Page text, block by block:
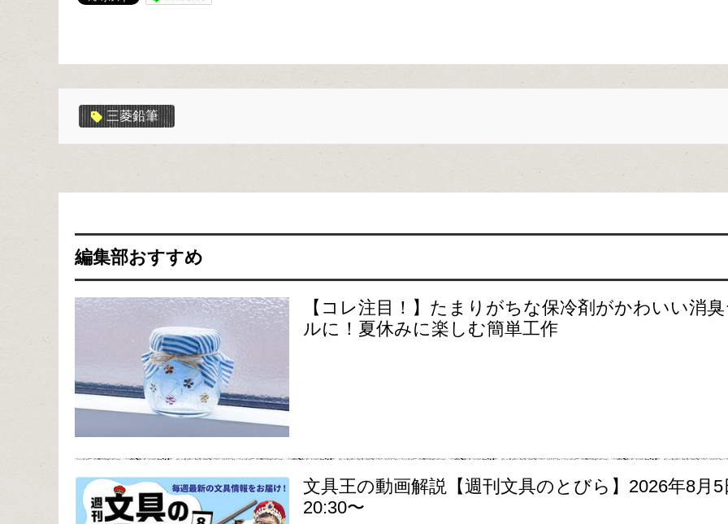
三菱鉛筆
編集部おすすめ
【コレ注目！】たまりがちな保冷剤がかわいい消
ルに！夏休みに楽しむ簡単工作
文具王の動画解説【週刊文具のとびら】2026年8月5
20:30〜